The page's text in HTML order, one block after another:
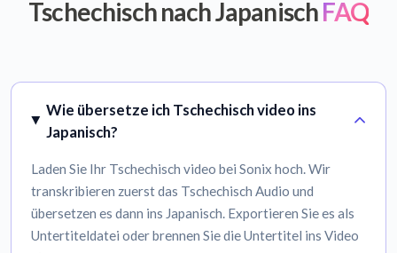
Tschechisch nach JapanischFAQ
Wie übersetze ich Tschechisch video ins
Japanisch?
Laden Sie Ihr Tschechisch video bei Sonix hoch. Wir
transkribieren zuerst das Tschechisch Audio und
übersetzen es dann ins Japanisch. Exportieren Sie es als
Untertiteldatei oder brennen Sie die Untertitel ins Video